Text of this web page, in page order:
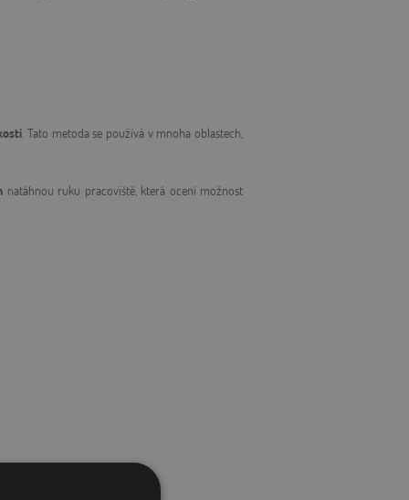
. Tato metoda se používá v mnoha oblastech,
natáhnou ruku pracoviště, která ocení možnost